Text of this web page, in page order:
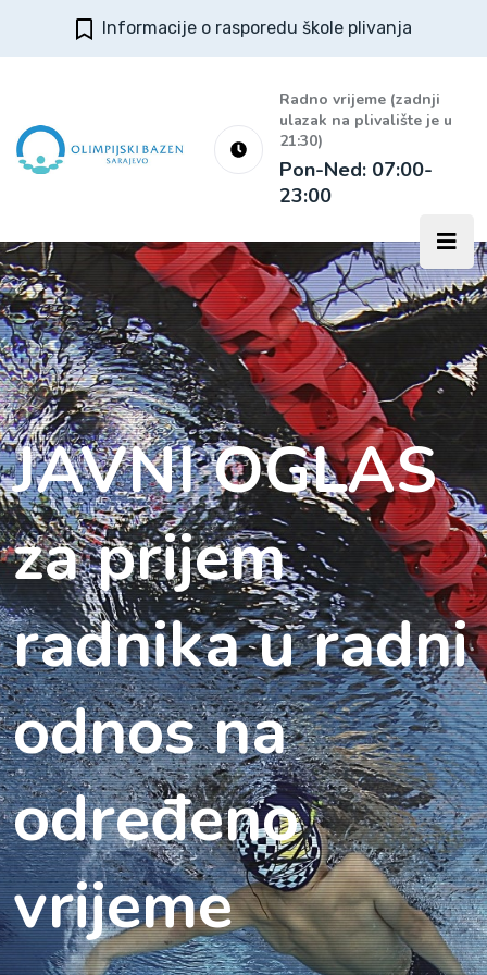
Informacije o rasporedu škole plivanja
Radno vrijeme (zadnji
ulazak na plivalište je u
21:30)
Pon-Ned: 07:00-
23:00
JAVNI OGLAS
za prijem
radnika u radni
odnos na
određeno
vrijeme